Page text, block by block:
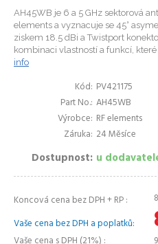
AH45WB je 6 a 5 GHz sektorová
elements a vyznacuje se 45°
ziskem 18.5 dBi a Twistport
kombinaci vlastností a funkcí,
info
Kód PV421175
Part No. AH45WB
Výrobce RF elements
Záruka 24 Měsíce
Dostupnost u
Koncová cena bez DPH + RP
Vaše cena bez DPH a poplatků
Vaše cena s DPH (21%)